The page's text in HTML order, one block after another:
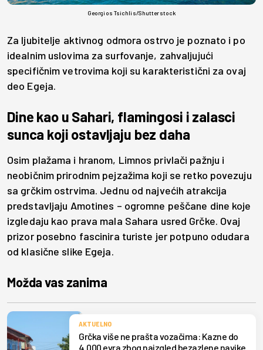
Georgios Tsichlis/Shutterstock
Za ljubitelje aktivnog odmora ostrvo je poznato i po
idealnim uslovima za surfovanje, zahvaljujući
specifičnim vetrovima koji su karakteristični za ovaj
deo Egeja.
Dine kao u Sahari, flamingosi i zalasci
sunca koji ostavljaju bez daha
Osim plažama i hranom, Limnos privlači pažnju i
neobičnim prirodnim pejzažima koji se retko povezuju
sa grčkim ostrvima. Jednu od najvećih atrakcija
predstavljaju Amotines – ogromne peščane dine koje
izgledaju kao prava mala Sahara usred Grčke. Ovaj
prizor posebno fascinira turiste jer potpuno odudara
od klasične slike Egeja.
Možda vas zanima
AKTUELNO
Grčka više ne prašta vozačima: Kazne do
4.000 evra zbog naizgled bezazlene navike